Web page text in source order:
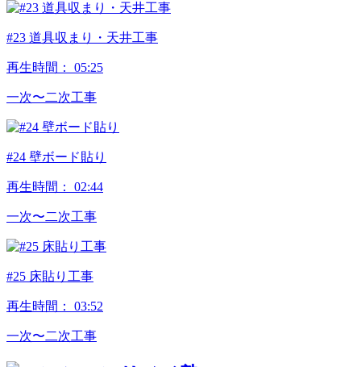
#23 道具収まり・天井工事
再生時間： 05:25
⼀次〜⼆次⼯事
#24 壁ボード貼り
再生時間： 02:44
⼀次〜⼆次⼯事
#25 床貼り工事
再生時間： 03:52
⼀次〜⼆次⼯事